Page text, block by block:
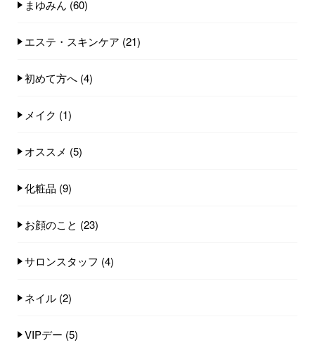
まゆみん (60)
エステ・スキンケア (21)
初めて方へ (4)
メイク (1)
オススメ (5)
化粧品 (9)
お顔のこと (23)
サロンスタッフ (4)
ネイル (2)
VIPデー (5)